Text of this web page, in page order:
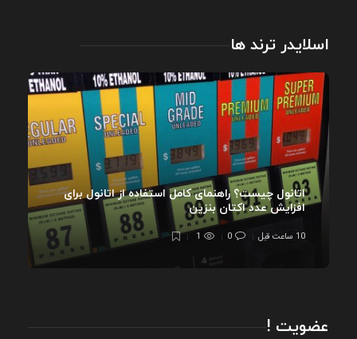
اسلایدر ترند ها
اتانول چیست؟ راهنمای کامل استفاده از اتانول برای
افزایش عدد اکتان بنزین
10 ساعت قبل 0
1
عضویت !